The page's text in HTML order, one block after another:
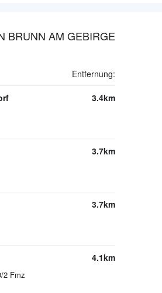
BRUNN AM GEBIRGE
Entfernung:
3.4km
3.7km
3.7km
2 Fmz
4.1km